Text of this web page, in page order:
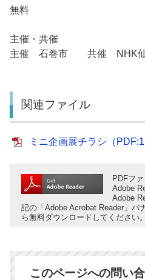
無料
主催・共催
主催 石巻市 共催 NHK仙
関連ファイル
ミニ企画展チラシ（
PDFフ
Adobe
Adobe
記の「Adobe Acrobat Reader」バ
ら無料ダウンロードしてください。
このページへの問い